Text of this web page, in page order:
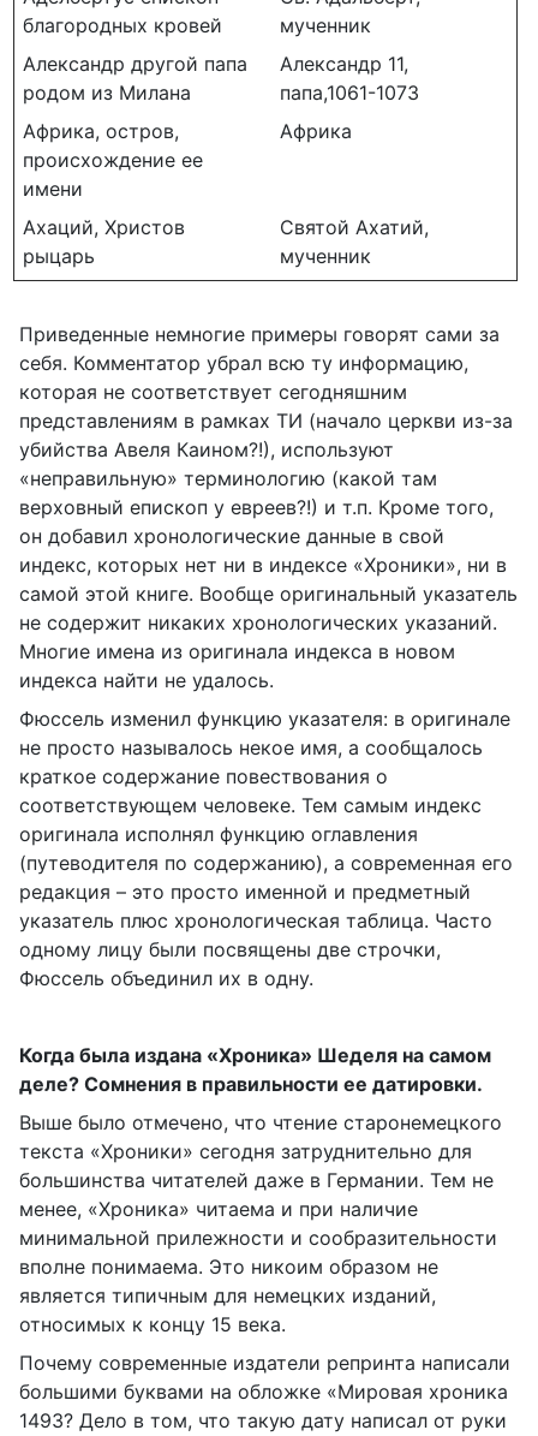
благородных кровей
мученник
Александр другой папа
родом из Милана
Александр 11,
папа,1061-1073
Африка, остров,
происхождение ее
имени
Африка
Ахаций, Христов
рыцарь
Святой Ахатий,
мученник
Приведенные немногие примеры говорят сами за
себя. Комментатор убрал всю ту информацию,
которая не соответствует сегодняшним
представлениям в рамках ТИ (начало церкви из-за
убийства Авеля Каином?!), используют
«неправильную» терминологию (какой там
верховный епископ у евреев?!) и т.п. Кроме того,
он добавил хронологические данные в свой
индекс, которых нет ни в индексе «Хроники», ни в
самой этой книге. Вообще оригинальный указатель
не содержит никаких хронологических указаний.
Многие имена из оригинала индекса в новом
индекса найти не удалось.
Фюссель изменил функцию указателя: в оригинале
не просто называлось некое имя, а сообщалось
краткое содержание повествования о
соответствующем человеке. Тем самым индекс
оригинала исполнял функцию оглавления
(путеводителя по содержанию), а современная его
редакция – это просто именной и предметный
указатель плюс хронологическая таблица. Часто
одному лицу были посвящены две строчки,
Фюссель объединил их в одну.
Когда была издана «Хроника» Шеделя на самом
деле? Сомнения в правильности ее датировки.
Выше было отмечено, что чтение старонемецкого
текста «Хроники» сегодня затруднительно для
большинства читателей даже в Германии. Тем не
менее, «Хроника» читаема и при наличие
минимальной прилежности и сообразительности
вполне понимаема. Это никоим образом не
является типичным для немецких изданий,
относимых к концу 15 века.
Почему современные издатели репринта написали
большими буквами на обложке «Мировая хроника
1493? Дело в том, что такую дату написал от руки